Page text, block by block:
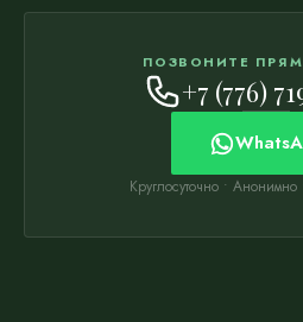
ПОЗВОНИТЕ
+7 (776)
Круглосуточно •